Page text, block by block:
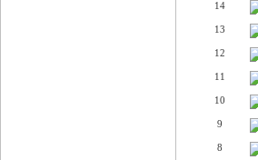
14
13
12
11
10
9
8